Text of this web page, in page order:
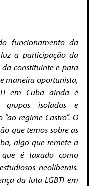
funcionamento da
a participação da
constituinte e para
maneira oportunista,
em Cuba ainda é
grupos isolados e
regime Castro”. O
que temos sobre as
algo que remete a
que é taxado como
neoliberais.
da luta LGBTI em